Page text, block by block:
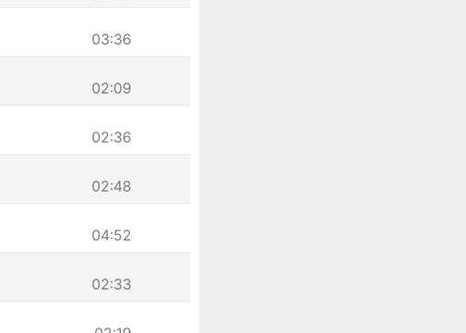
03:36
02:09
02:36
02:48
04:52
02:33